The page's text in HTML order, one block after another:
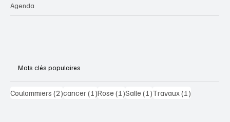
Agenda
Mots clés populaires
Coulommiers (2)2 posts
cancer(1)1 post
Rose (1)1 post
Salle (1)1 post
Travaux(1)